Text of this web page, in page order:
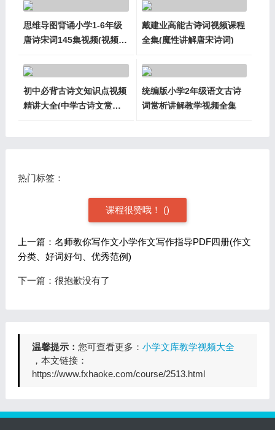
思维导图背诵小学1-6年级
唐诗宋词145集视频(视频
戴建业高能古诗词视频课程
全集(魔性讲解唐宋诗词)
初中必背古诗文知识点视频
精讲大全(中学古诗文赏析
统编版小学2年级语文古诗
词赏析讲解教学视频全集
热门标签：
课程很赞哦！ ()
上一篇：名师教你写作文小学作文写作指导PDF四册(作文
分类、好词好句、优秀范例)
下一篇：很抱歉没有了
温馨提示： 您可查看更多： 小学文库教学视频大全
，本文链接：
https://www.fxhaoke.com/course/2513.html